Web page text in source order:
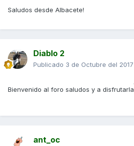
Saludos desde Albacete!
Diablo 2
Publicado 3 de Octubre del 2017
Bienvenido al foro saludos y a disfrutarla
ant_oc